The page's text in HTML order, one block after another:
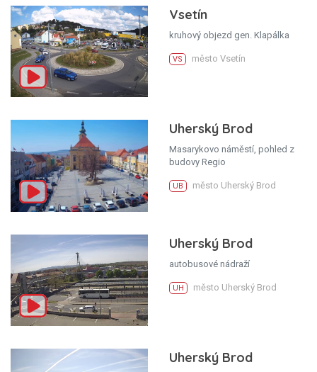
Vsetín
kruhový objezd gen. Klapálka
VS město Vsetín
Uherský Brod
Masarykovo náměstí, pohled z
budovy Regio
UB město Uherský Brod
Uherský Brod
autobusové nádraží
UH město Uherský Brod
Uherský Brod